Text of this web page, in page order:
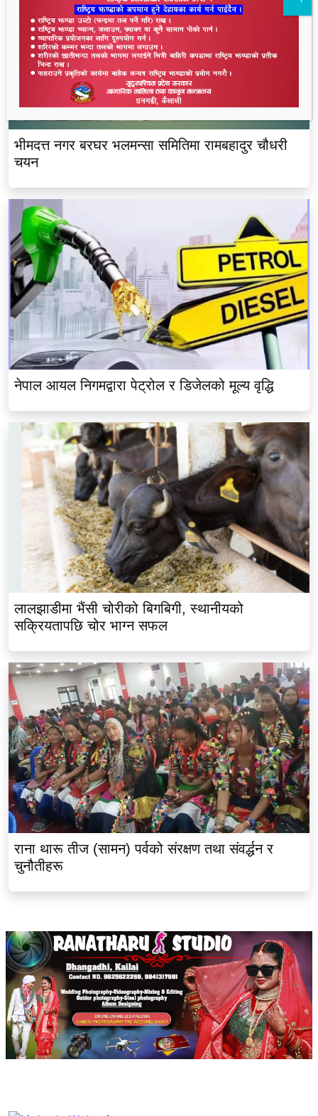
भीमदत्त नगर बरघर भलमन्सा समितिमा रामबहादुर चौधरी
चयन
नेपाल आयल निगमद्वारा पेट्रोल र डिजेलको मूल्य वृद्धि
लालझाडीमा भैंसी चोरीको बिगबिगी, स्थानीयको
सक्रियतापछि चोर भाग्न सफल
राना थारू तीज (सामन) पर्वको संरक्षण तथा संवर्द्धन र
चुनौतीहरू